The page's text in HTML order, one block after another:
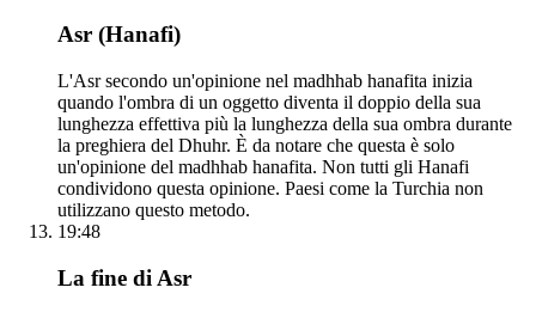
Asr (Hanafi)
L'Asr secondo un'opinione nel madhhab hanafita inizia
quando l'ombra di un oggetto diventa il doppio della sua
lunghezza effettiva più la lunghezza della sua ombra durante
la preghiera del Dhuhr. È da notare che questa è solo
un'opinione del madhhab hanafita. Non tutti gli Hanafi
condividono questa opinione. Paesi come la Turchia non
utilizzano questo metodo.
19:48
La fine di Asr